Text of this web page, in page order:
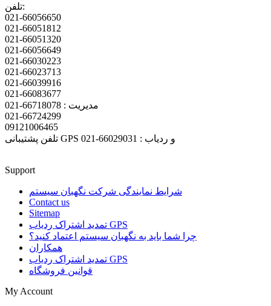
تلفن:
021-66056650
021-66051812
021-66051320
021-66056649
021-66030223
021-66023713
021-66039916
021-66083677
مدیریت : 66718078-021
021-66724299
09121006465
تلفن پشتیبانی GPS و ردیاب : 66029031-021
Support
شرایط نمایندگی شرکت نگهبان سیستم
Contact us
Sitemap
تمدید اشتراک ردیاب GPS
چرا شما باید به نگهبان سیستم اعتماد کنید؟
همکاران
تمدید اشتراک ردیاب GPS
قوانین فروشگاه
My Account